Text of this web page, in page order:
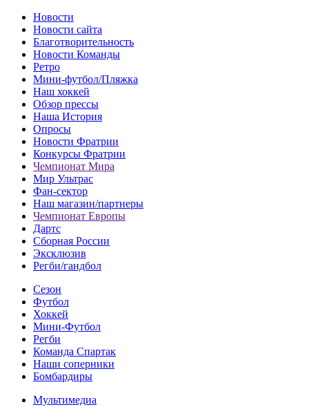
Новости
Новости сайта
Благотворительность
Новости Команды
Ретро
Мини-футбол/Пляжка
Наш хоккей
Обзор прессы
Наша История
Опросы
Новости Фратрии
Конкурсы Фратрии
Чемпионат Мира
Мир Ультрас
Фан-cектор
Наш магазин/партнеры
Чемпионат Европы
Дартс
Сборная России
Эксклюзив
Регби/гандбол
Сезон
Футбол
Хоккей
Мини-Футбол
Регби
Команда Спартак
Наши соперники
Бомбардиры
Мультимедиа